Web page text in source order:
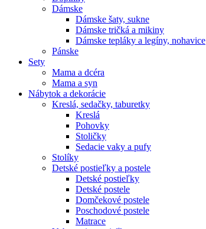
Dámske
Dámske šaty, sukne
Dámske tričká a mikiny
Dámske tepláky a legíny, nohavice
Pánske
Sety
Mama a dcéra
Mama a syn
Nábytok a dekorácie
Kreslá, sedačky, taburetky
Kreslá
Pohovky
Stoličky
Sedacie vaky a pufy
Stolíky
Detské postieľky a postele
Detské postieľky
Detské postele
Domčekové postele
Poschodové postele
Matrace